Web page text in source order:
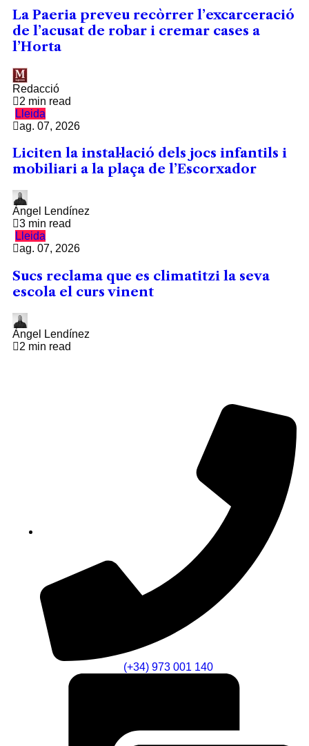
La Paeria preveu recòrrer l’excarceració
de l’acusat de robar i cremar cases a
l’Horta
Redacció
2 min read
Lleida
ag. 07, 2026
Liciten la instal·lació dels jocs infantils i
mobiliari a la plaça de l’Escorxador
Àngel Lendínez
3 min read
Lleida
ag. 07, 2026
Sucs reclama que es climatitzi la seva
escola el curs vinent
Àngel Lendínez
2 min read
(+34) 973 001 140